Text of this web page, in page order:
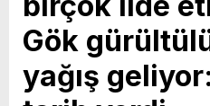
Gök
yağış